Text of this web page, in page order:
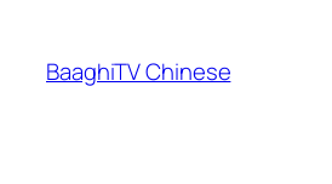
content
BaaghiTV Chinese